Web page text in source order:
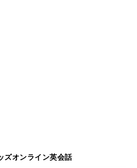
ズオンライン英会話